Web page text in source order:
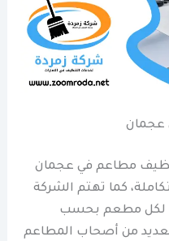
عجمان
مطاعم في عجمان
كما تهتم الشركة
لكل مطعم بحسب
من أصحاب المطاعم